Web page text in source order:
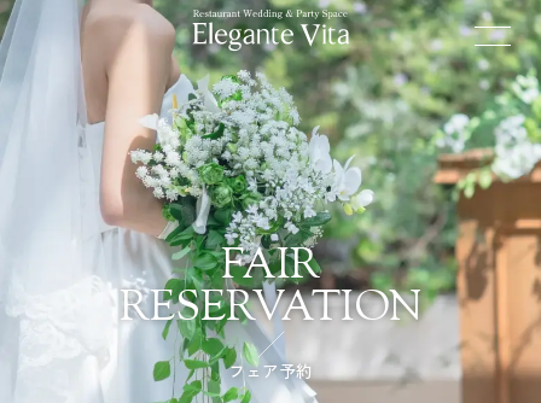
FAIR
RESERVATION
フェア予約